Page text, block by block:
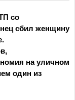
со
сбил женщину
на уличном
один из